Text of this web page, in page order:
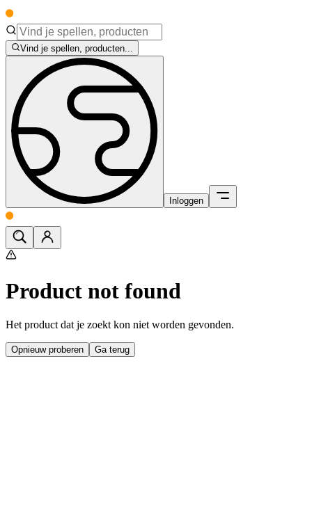
Vind je spellen, producten...
Inloggen
Product not found
Het product dat je zoekt kon niet worden gevonden.
Opnieuw proberen Ga terug